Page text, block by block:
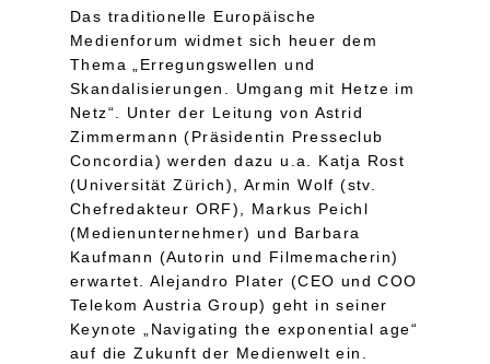
Das traditionelle Europäische
Medienforum widmet sich heuer dem
Thema „Erregungswellen und
Skandalisierungen. Umgang mit Hetze im
Netz“. Unter der Leitung von Astrid
Zimmermann (Präsidentin Presseclub
Concordia) werden dazu u.a. Katja Rost
(Universität Zürich), Armin Wolf (stv.
Chefredakteur ORF), Markus Peichl
(Medienunternehmer) und Barbara
Kaufmann (Autorin und Filmemacherin)
erwartet. Alejandro Plater (CEO und COO
Telekom Austria Group) geht in seiner
Keynote „Navigating the exponential age“
auf die Zukunft der Medienwelt ein.